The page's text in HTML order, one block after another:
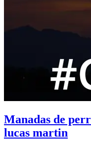
Manadas de
lucas martin